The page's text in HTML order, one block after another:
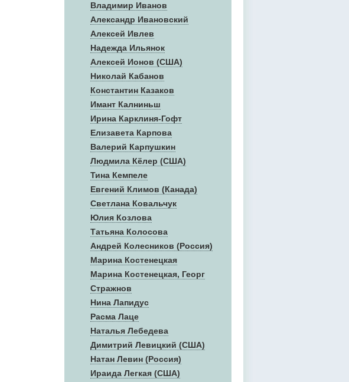
Владимир Иванов
Александр Ивановский
Алексей Ивлев
Надежда Ильянок
Алексей Ионов (США)
Николай Кабанов
Константин Казаков
Имант Калниньш
Ирина Карклиня-Гофт
Елизавета Карпова
Валерий Карпушкин
Людмила Кёлер (США)
Тина Кемпеле
Евгений Климов (Канада)
Светлана Ковальчук
Юлия Козлова
Татьяна Колосова
Андрей Колесников (Россия)
Марина Костенецкая
Марина Костенецкая, Георг
Стражнов
Нина Лапидус
Расма Лаце
Наталья Лебедева
Димитрий Левицкий (США)
Натан Левин (Россия)
Ираида Легкая (США)